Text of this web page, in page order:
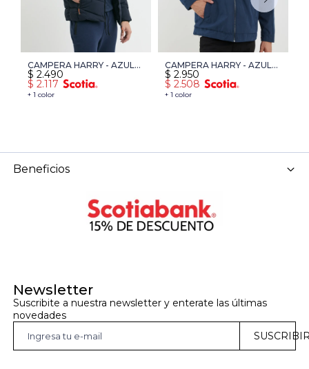
CAMPERA HARRY - AZUL
OSCURO
+ 1 color
$ 2.490
$ 2.117
CAMPERA HARRY - AZUL
OSCURO
+ 1 color
$ 2.950
$ 2.508
Newsletter
Suscribite a nuestra newsletter y enterate las últimas
novedades
Beneficios